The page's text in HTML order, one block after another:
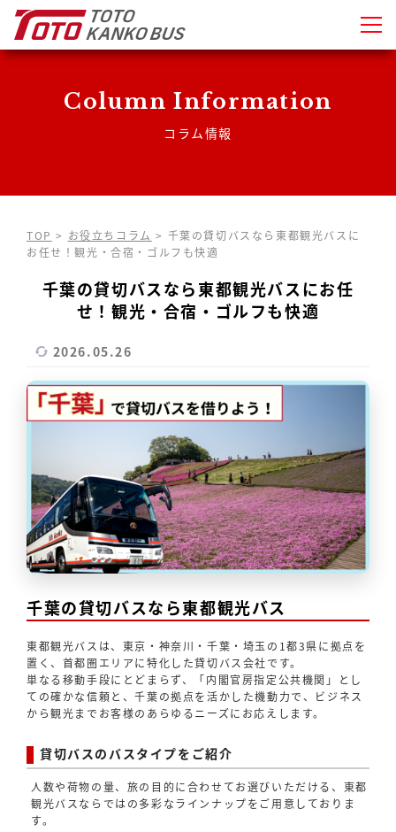
Column Information
コラム情報
TOP > お役立ちコラム > 千葉の貸切バスなら東都観光バスに
お任せ！観光・合宿・ゴルフも快適
千葉の貸切バスなら東都観光バスにお任
せ！観光・合宿・ゴルフも快適
2026.05.26
千葉の貸切バスなら東都観光バス
東都観光バスは、東京・神奈川・千葉・埼玉の1都3県に拠点を
置く、首都圏エリアに特化した貸切バス会社です。
単なる移動手段にとどまらず、「内閣官房指定公共機関」とし
ての確かな信頼と、千葉の拠点を活かした機動力で、ビジネス
から観光までお客様のあらゆるニーズにお応えします。
貸切バスのバスタイプをご紹介
人数や荷物の量、旅の目的に合わせてお選びいただける、東都
観光バスならではの多彩なラインナップをご用意しておりま
す。